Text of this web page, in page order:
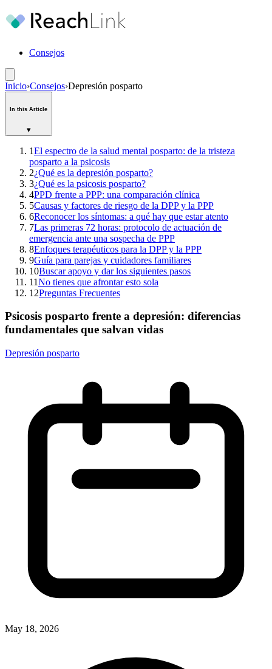
Consejos
Inicio›Consejos›Depresión posparto
In this Article
▾
1El espectro de la salud mental posparto: de la tristeza
posparto a la psicosis
2¿Qué es la depresión posparto?
3¿Qué es la psicosis posparto?
4PPD frente a PPP: una comparación clínica
5Causas y factores de riesgo de la DPP y la PPP
6Reconocer los síntomas: a qué hay que estar atento
7Las primeras 72 horas: protocolo de actuación de
emergencia ante una sospecha de PPP
8Enfoques terapéuticos para la DPP y la PPP
9Guía para parejas y cuidadores familiares
10Buscar apoyo y dar los siguientes pasos
11No tienes que afrontar esto sola
12Preguntas Frecuentes
Psicosis posparto frente a depresión: diferencias
fundamentales que salvan vidas
Depresión posparto
May 18, 2026